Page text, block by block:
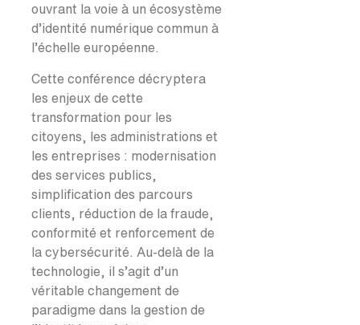
ouvrant la voie à un écosystème
d’identité numérique commun à
l’échelle européenne.
Cette conférence décryptera
les enjeux de cette
transformation pour les
citoyens, les administrations et
les entreprises : modernisation
des services publics,
simplification des parcours
clients, réduction de la fraude,
conformité et renforcement de
la cybersécurité. Au-delà de la
technologie, il s’agit d’un
véritable changement de
paradigme dans la gestion de